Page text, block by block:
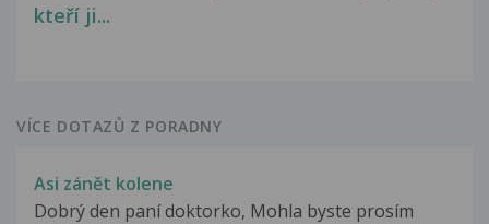
kteří ji...
VÍCE DOTAZŮ Z PORADNY
Asi zánět kolene
Dobrý den paní doktorko, Mohla byste prosím